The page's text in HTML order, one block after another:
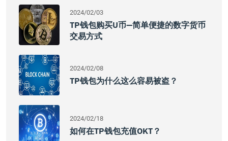
2024/02/03
TP钱包购买U币—简单便捷的数字货币
交易方式
2024/02/08
TP钱包为什么这么容易被盗？
2024/02/18
如何在TP钱包充值OKT？